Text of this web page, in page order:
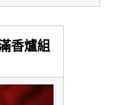
香爐組